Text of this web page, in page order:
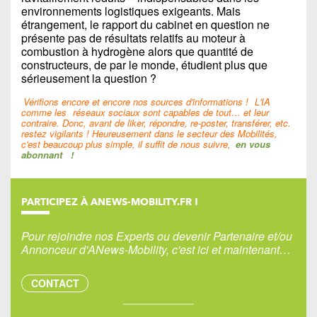
environnements logistiques exigeants. Mais
étrangement, le rapport du cabinet en question ne
présente pas de résultats relatifs au moteur à
combustion à hydrogène alors que quantité de
constructeurs, de par le monde, étudient plus que
sérieusement la question ?
Vérifions encore et encore nos sources d'informations ! L'IA
comme les réseaux sociaux sont capables de tout… et leur
contraire. Donc, avant de liker, répondre, re-poster, transférer, etc.
restez vigilants ! Heureusement dans le secteur des Mobilités,
c'est beaucoup plus simple, il suffit de nous suivre, en vous
abonnant !
PARTICIPEZ À ANEWS-MOBILITY.FR !
Pour rejoindre nos Experts ou devenir Partenaire et/ou
Annonceur d'ANews-Mobility, c'est ici et maintenant…
CONTACT